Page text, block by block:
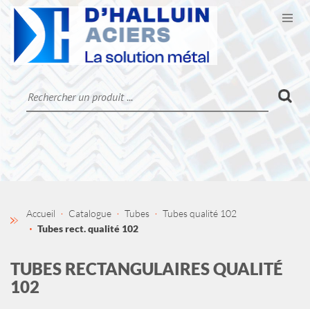
CATALOGUE
LA SOCIÉTÉ
CONTACT
Accueil Catalogue Tubes
Tubes qualité 102
Tubes rect. qualité 102
TUBES RECTANGULAIRES QUALITÉ
102